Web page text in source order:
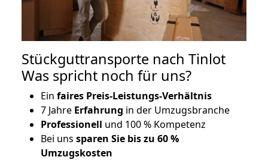
Stückguttransporte nach Tinlot
Was spricht noch für uns?
Ein faires Preis-Leistungs-Verhältnis
7 Jahre Erfahrung in der Umzugsbranche
Professionell und 100 % Kompetenz
Bei uns sparen Sie bis zu 60 %
Umzugskosten